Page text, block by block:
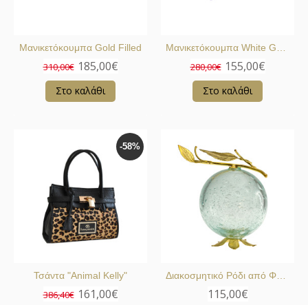
Μανικετόκουμπα Gold Filled
310,00€ 185,00€
Στο καλάθι
280,00€ 155,00€
Στο καλάθι
-58%
Τσάντα "Animal Kelly"
386,40€ 161,00€ 115,00€